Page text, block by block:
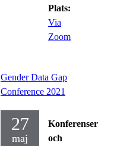
Plats:
Via
Zoom
Gender Data Gap
Conference 2021
27
maj
Konferenser
och